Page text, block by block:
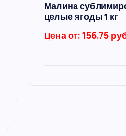
Малина
целые ягоды 1 кг
Цена от: 156.75